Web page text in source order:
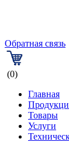
Обратная связь
(0)
Главная
Товары
Услуги